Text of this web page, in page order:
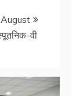
August
वी